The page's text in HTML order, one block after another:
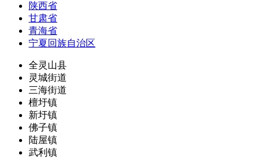
陕西省
甘肃省
青海省
宁夏回族自治区
全灵山县
灵城街道
三海街道
檀圩镇
新圩镇
佛子镇
陆屋镇
武利镇